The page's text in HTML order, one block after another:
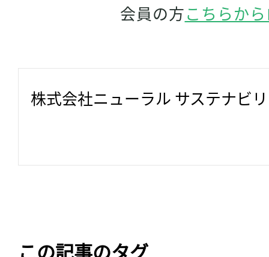
会員の方こちらか
株式会社ニューラル サステナビ
この記事のタグ